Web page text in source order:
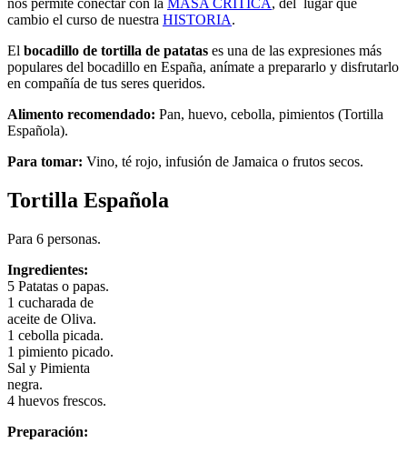
nos permite conectar con la MASA CRITICA, del lugar que
cambio el curso de nuestra HISTORIA.
El bocadillo de tortilla de patatas es una de las expresiones más
populares del bocadillo en España, anímate a prepararlo y disfrutarlo
en compañía de tus seres queridos.
Alimento recomendado: Pan, huevo, cebolla, pimientos (Tortilla
Española).
Para tomar: Vino, té rojo, infusión de Jamaica o frutos secos.
Tortilla Española
Para 6 personas.
Ingredientes:
5 Patatas o papas.
1 cucharada de
aceite de Oliva.
1 cebolla picada.
1 pimiento picado.
Sal y Pimienta
negra.
4 huevos frescos.
Preparación: